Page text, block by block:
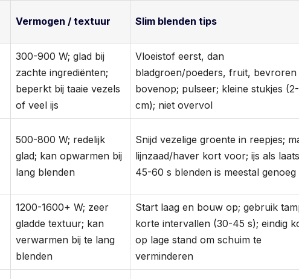
Vermogen / textuur Slim blenden tips
300-900 W; glad bij
zachte ingrediënten;
beperkt bij taaie vezels
of veel ijs
Vloeistof eerst, dan
bladgroen/poeders, fruit, bevroren
bovenop; pulseer; kleine stukjes
cm); niet overvol
500-800 W; redelijk
glad; kan opwarmen bij
lang blenden
Snijd vezelige groente in reepjes;
lijnzaad/haver kort voor; ijs als
45-60 s blenden is meestal genoeg
1200-1600+ W; zeer
gladde textuur; kan
verwarmen bij te lang
blenden
Start laag en bouw op; gebruik
korte intervallen (30-45 s); eindig
op lage stand om schuim te
verminderen